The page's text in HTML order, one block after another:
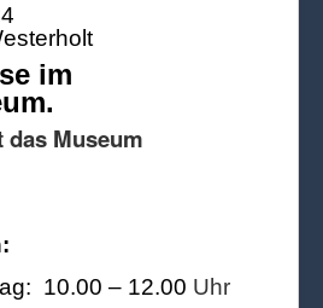
im
Museum
10.00 – 12.00 Uhr